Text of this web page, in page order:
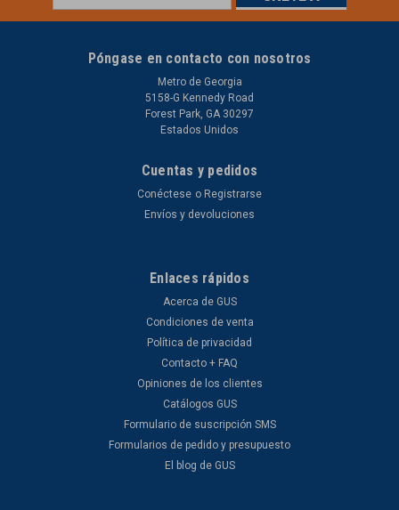
Neumático macizo para minicargadoras 12x16.5
para comodidad del operador. Neumáticos de dirección
deslizante a prueba de pinchazos de larga duración pre
montados en ruedas reutilizables. Esta es la más alta calidad
del mercado de accesorios...
VER DETALLES
de
Póngase en contacto con nosotros
Metro de Georgia
5158-G Kennedy Road
Forest Park, GA 30297
Estados Unidos
Cuentas y pedidos
Conéctese o Registrarse
Envíos y devoluciones
Enlaces rápidos
Acerca de GUS
Condiciones de venta
Política de privacidad
Contacto + FAQ
Opiniones de los clientes
Catálogos GUS
Formulario de suscripción SMS
Formularios de pedido y presupuesto
El blog de GUS